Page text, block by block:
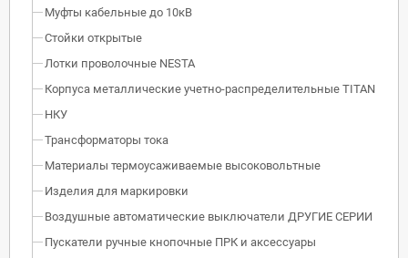
Муфты кабельные до 10кВ
Стойки открытые
Лотки проволочные NESTA
Корпуса металлические учетно-распределительные TITAN
НКУ
Трансформаторы тока
Материалы термоусаживаемые высоковольтные
Изделия для маркировки
Воздушные автоматические выключатели ДРУГИЕ СЕРИИ
Пускатели ручные кнопочные ПРК и аксессуары